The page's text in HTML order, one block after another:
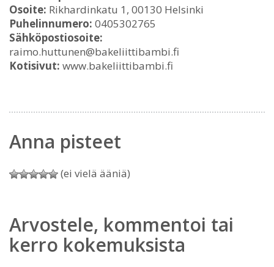
Osoite: Rikhardinkatu 1, 00130 Helsinki
Puhelinnumero: 0405302765
Sähköpostiosoite:
raimo.huttunen@bakeliittibambi.fi
Kotisivut: www.bakeliittibambi.fi
Anna pisteet
(ei vielä ääniä)
Arvostele, kommentoi tai
kerro kokemuksista